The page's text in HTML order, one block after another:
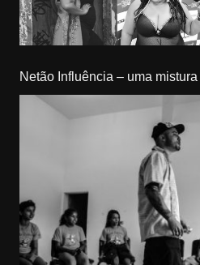
Netão Influência – uma